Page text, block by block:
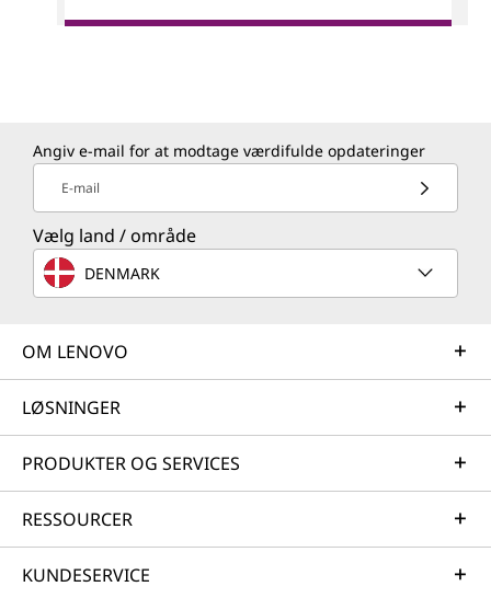
Angiv e-mail for at modtage værdifulde opdateringer
E-mail
Vælg land / område
DENMARK
OM LENOVO
LØSNINGER
PRODUKTER OG SERVICES
RESSOURCER
KUNDESERVICE